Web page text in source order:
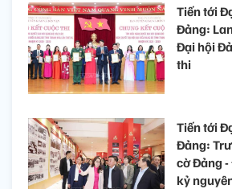
Tiến tới
Đảng:
Đại hội
thi
Tiến tới
Đảng:
cờ Đảng
kỷ